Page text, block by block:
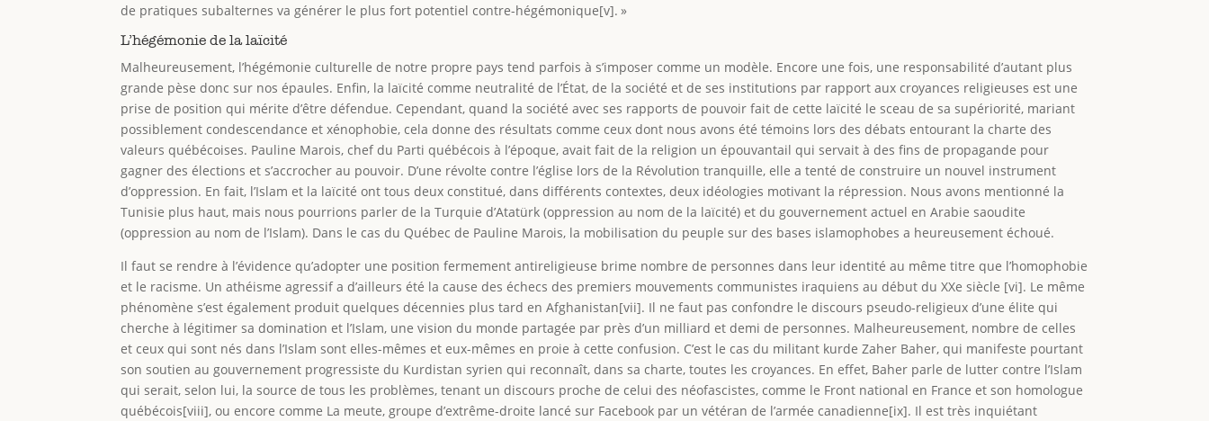
de pratiques subalternes va générer le plus fort potentiel contre-hégémonique[v]. »
L’hégémonie de la laïcité
Malheureusement, l’hégémonie culturelle de notre propre pays tend parfois à s’imposer comme un modèle. Encore une fois, une responsabilité d’autant plus
grande pèse donc sur nos épaules. Enfin, la laïcité comme neutralité de l’État, de la société et de ses institutions par rapport aux croyances religieuses est une
prise de position qui mérite d’être défendue. Cependant, quand la société avec ses rapports de pouvoir fait de cette laïcité le sceau de sa supériorité, mariant
possiblement condescendance et xénophobie, cela donne des résultats comme ceux dont nous avons été témoins lors des débats entourant la charte des
valeurs québécoises. Pauline Marois, chef du Parti québécois à l’époque, avait fait de la religion un épouvantail qui servait à des fins de propagande pour
gagner des élections et s’accrocher au pouvoir. D’une révolte contre l’église lors de la Révolution tranquille, elle a tenté de construire un nouvel instrument
d’oppression. En fait, l’Islam et la laïcité ont tous deux constitué, dans différents contextes, deux idéologies motivant la répression. Nous avons mentionné la
Tunisie plus haut, mais nous pourrions parler de la Turquie d’Atatürk (oppression au nom de la laïcité) et du gouvernement actuel en Arabie saoudite
(oppression au nom de l’Islam). Dans le cas du Québec de Pauline Marois, la mobilisation du peuple sur des bases islamophobes a heureusement échoué.
Il faut se rendre à l’évidence qu’adopter une position fermement antireligieuse brime nombre de personnes dans leur identité au même titre que l’homophobie
et le racisme. Un athéisme agressif a d’ailleurs été la cause des échecs des premiers mouvements communistes iraquiens au début du XXe siècle [vi]. Le même
phénomène s’est également produit quelques décennies plus tard en Afghanistan[vii]. Il ne faut pas confondre le discours pseudo-religieux d’une élite qui
cherche à légitimer sa domination et l’Islam, une vision du monde partagée par près d’un milliard et demi de personnes. Malheureusement, nombre de celles
et ceux qui sont nés dans l’Islam sont elles-mêmes et eux-mêmes en proie à cette confusion. C’est le cas du militant kurde Zaher Baher, qui manifeste pourtant
son soutien au gouvernement progressiste du Kurdistan syrien qui reconnaît, dans sa charte, toutes les croyances. En effet, Baher parle de lutter contre l’Islam
qui serait, selon lui, la source de tous les problèmes, tenant un discours proche de celui des néofascistes, comme le Front national en France et son homologue
québécois[viii], ou encore comme La meute, groupe d’extrême-droite lancé sur Facebook par un vétéran de l’armée canadienne[ix]. Il est très inquiétant